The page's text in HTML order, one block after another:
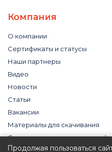
Компания
О компании
Сертификаты и статусы
Наши партнеры
Видео
Новости
Статьи
Вакансии
Материалы для скачивания
Cогласие на использование
Обработка персональных
Продолжая пользоваться